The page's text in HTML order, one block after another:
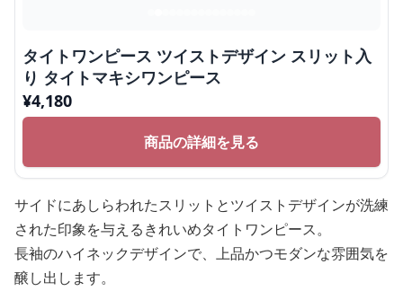
タイトワンピース ツイストデザイン スリット入
り タイトマキシワンピース
¥4,180
商品の詳細を見る
サイドにあしらわれたスリットとツイストデザインが洗練
された印象を与えるきれいめタイトワンピース。
長袖のハイネックデザインで、上品かつモダンな雰囲気を
醸し出します。